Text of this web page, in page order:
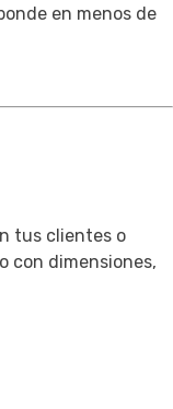
en menos de
tus clientes o
con dimensiones,